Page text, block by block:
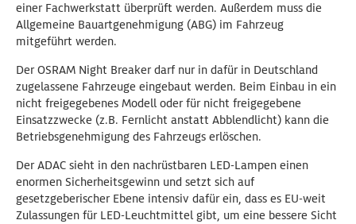
einer Fachwerkstatt überprüft werden. Außerdem muss die
Allgemeine Bauartgenehmigung (ABG) im Fahrzeug
mitgeführt werden.
Der OSRAM Night Breaker darf nur in dafür in Deutschland
zugelassene Fahrzeuge eingebaut werden. Beim Einbau in ein
nicht freigegebenes Modell oder für nicht freigegebene
Einsatzzwecke (z.B. Fernlicht anstatt Abblendlicht) kann die
Betriebsgenehmigung des Fahrzeugs erlöschen.
Der ADAC sieht in den nachrüstbaren LED-Lampen einen
enormen Sicherheitsgewinn und setzt sich auf
gesetzgeberischer Ebene intensiv dafür ein, dass es EU-weit
Zulassungen für LED-Leuchtmittel gibt, um eine bessere Sicht